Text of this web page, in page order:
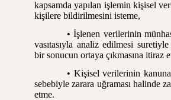
kapsamda yapılan işlemin kişisel
kişilere bildirilmesini isteme,
• İşlenen verilerinin
vasıtasıyla analiz edilmesi
bir sonucun ortaya çıkmasına itiraz
• Kişisel verilerinin kanuna
sebebiyle zarara uğraması halinde
etme.